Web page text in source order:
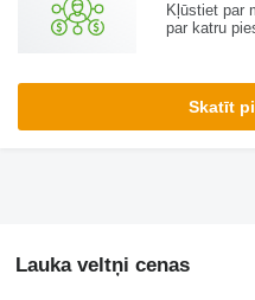
Kļūstiet par
par katru
Skatīt
Lauka veltņi cenas